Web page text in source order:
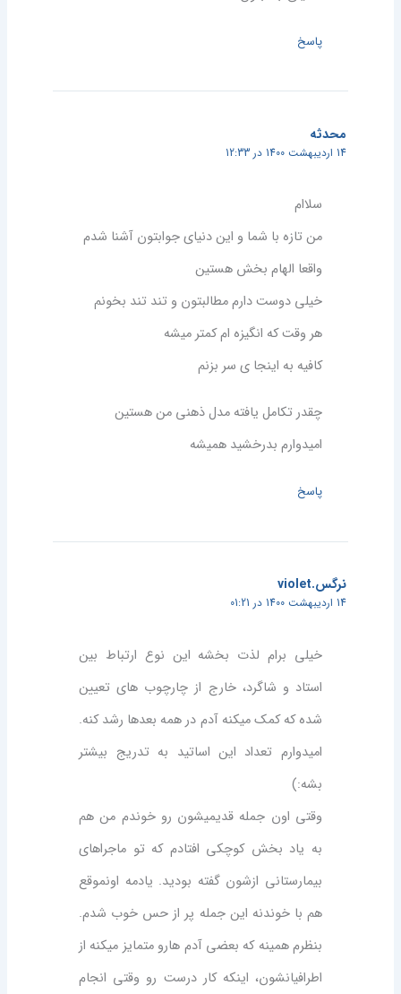
پاسخ
محدثه
14 اردیبهشت 1400 در 12:33
سلاام
من تازه با شما و این دنیای جوابتون آشنا شدم
واقعا الهام بخش هستین
خیلی دوست دارم مطالبتون و تند تند بخونم
هر وقت که انگیزه ام کمتر میشه
کافیه به اینجا ی سر بزنم
چقدر تکامل یافته مدل ذهنی من هستین
امیدوارم بدرخشید همیشه
پاسخ
نرگس.violet
14 اردیبهشت 1400 در 01:21
خیلی برام لذت بخشه این نوع ارتباط بین
استاد و شاگرد، خارج از چارچوب های تعیین
شده که کمک میکنه آدم در همه بعدها رشد کنه.
امیدوارم تعداد این اساتید به تدریج بیشتر
بشه:)
وقتی اون جمله قدیمیشون رو خوندم من هم
به یاد بخش کوچکی افتادم که تو ماجراهای
بیمارستانی ازشون گفته بودید. یادمه اونموقع
هم با خوندنه این جمله پر از حس خوب شدم.
بنظرم همینه که بعضی آدم هارو متمایز میکنه از
اطرافیانشون، اینکه کار درست رو وقتی انجام